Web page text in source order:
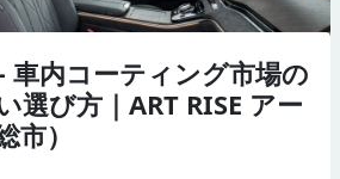
内コーティング市場の
選び方｜ART RISE アー
市）